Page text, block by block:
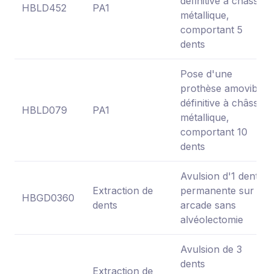
HBLD452 PA1
métallique,
comportant 5
dents
HBLD079 PA1
Pose d'une
prothèse amovible
définitive à châssis
métallique,
comportant 10
dents
HBGD0360
Extraction de
dents
Avulsion d'1 dent
permanente sur
arcade sans
alvéolectomie
Extraction de
Avulsion de 3
dents